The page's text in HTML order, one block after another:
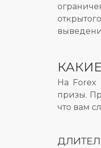
На Forex
призы.
что вам